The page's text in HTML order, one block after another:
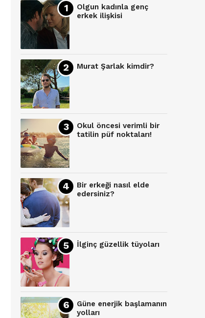
Olgun kadınla genç
erkek ilişkisi
Murat Şarlak kimdir?
Okul öncesi verimli bir
tatilin püf noktaları!
Bir erkeği nasıl elde
edersiniz?
İlginç güzellik tüyoları
Güne enerjik başlamanın
yolları